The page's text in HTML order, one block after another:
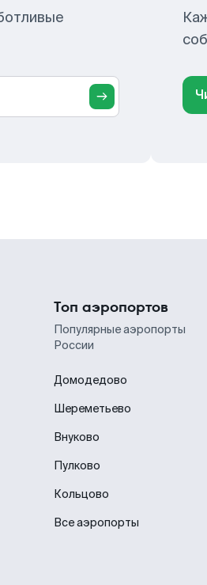
Топ аэропортов
Популярные аэропорты
России
Домодедово
Шереметьево
Внуково
Пулково
Кольцово
Все аэропорты